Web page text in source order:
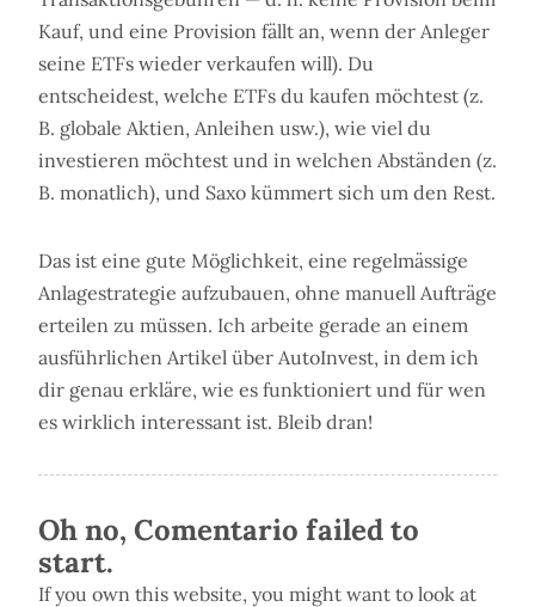
Kauf, und eine Provision fällt an, wenn der Anleger
seine ETFs wieder verkaufen will). Du
entscheidest, welche ETFs du kaufen möchtest (z.
B. globale Aktien, Anleihen usw.), wie viel du
investieren möchtest und in welchen Abständen (z.
B. monatlich), und Saxo kümmert sich um den Rest.
Das ist eine gute Möglichkeit, eine regelmässige
Anlagestrategie aufzubauen, ohne manuell Aufträge
erteilen zu müssen. Ich arbeite gerade an einem
ausführlichen Artikel über AutoInvest, in dem ich
dir genau erkläre, wie es funktioniert und für wen
es wirklich interessant ist. Bleib dran!
Oh no, Comentario failed to
start.
If you own this website, you might want to look at